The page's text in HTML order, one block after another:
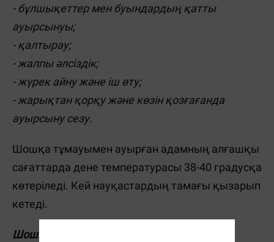
- бұлшықеттер мен буындардың қатты
ауырсынуы;
- қалтырау;
- жалпы әлсіздік;
- жүрек айну және іш өту;
- жарықтан қорқу және көзін қозғағанда
ауырсыну сезу.
Шошқа тұмауымен ауырған адамның алғашқы
сағаттарда дене температурасы 38-40 градусқа
көтеріледі. Кей науқастардың тамағы қызарып
кетеді.
Шошқа тұмауы қалай беріледі?